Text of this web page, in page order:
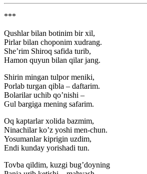
***
Qushlar bilan botinim bir xil,
Pirlar bilan choponim xudrang.
She’rim Shiroq safida turib,
Hamon quyun bilan qilar jang.
Shirin mingan tulpor meniki,
Porlab turgan qibla – daftarim.
Bolarilar uchib qo’nishi –
Gul bargiga mening safarim.
Oq kaptarlar xolida bazmim,
Ninachilar ko’z yoshi men-chun.
Yosumanlar kiprigin uzdim,
Endi kunday yorishadi tun.
Tovba qildim, kuzgi bug’doyning